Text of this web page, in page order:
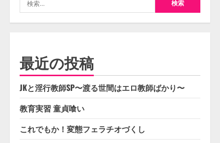
索:
最近の投稿
JKと淫行教師SP〜渡る世間はエロ教師ばかり〜
教育実習 童貞喰い
これでもか！変態フェラチオづくし